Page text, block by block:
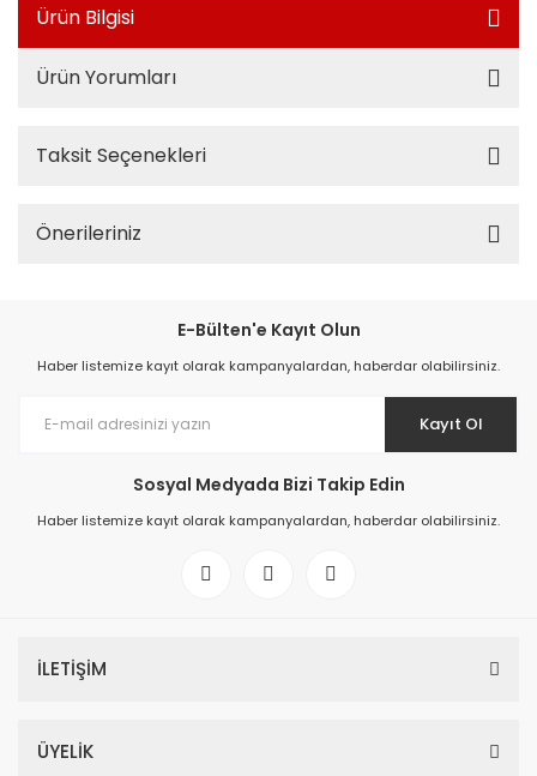
Ürün Bilgisi
Ürün Yorumları
Taksit Seçenekleri
Önerileriniz
E-Bülten'e Kayıt Olun
Haber listemize kayıt olarak kampanyalardan, haberdar olabilirsiniz.
Kayıt Ol
Sosyal Medyada Bizi Takip Edin
Haber listemize kayıt olarak kampanyalardan, haberdar olabilirsiniz.
İLETİŞİM
ÜYELİK